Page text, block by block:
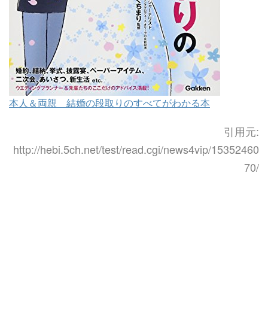
本人＆両親 結婚の段取りのすべてがわかる本
引用元:
http://hebi.5ch.net/test/read.cgi/news4vip/15352460
70/